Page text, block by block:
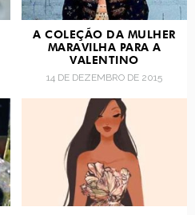
A COLEÇÃO DA MULHER
MARAVILHA PARA A
VALENTINO
14 DE DEZEMBRO DE 2015